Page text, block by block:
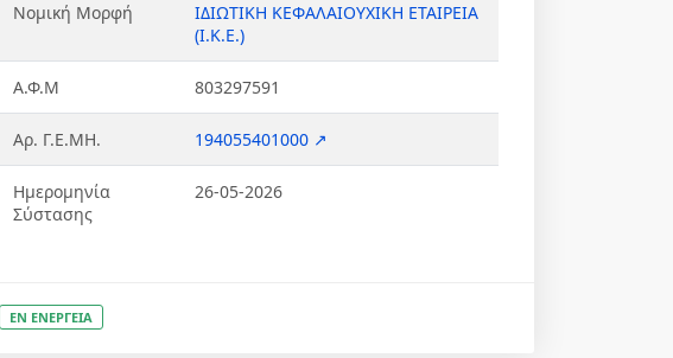
Νομική Μορφή
ΙΔΙΩΤΙΚΗ ΚΕΦΑΛΑΙΟΥΧΙΚΗ ΕΤΑΙΡΕΙΑ
(Ι.Κ.Ε.)
Α.Φ.Μ 803297591
Αρ. Γ.Ε.ΜΗ. 194055401000 ↗
Ημερομηνία
Σύστασης
26-05-2026
ΕΝ ΕΝΕΡΓΕΙΑ